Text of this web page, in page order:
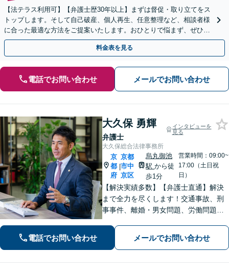
【法テラス利用可】【弁護士歴30年以上】まずは督促・取り立てをス
トップします。そして自己破産、個人再生、任意整理など、相談者様
に合った最適な方法をご提案いたします。おひとりで悩まず、ぜひご
相談ください。【法人破産も対応】
料金表を見る
電話でお問い合わせ メールでお問い合わせ
大久保 勇輝
弁護士
インタビューを
見る
大久保総合法律事務所
京
都
府
|
京都
市中
京区
烏丸御池
駅から徒
歩1分
営業時間：09:00~
17:00（土日祝
日）
【解決実績多数】【弁護士直通】解決
まで全力を尽くします！交通事故、刑
事事件、離婚・男女問題、労働問題、
てはお任せください。【子連れ対応
可】【土日夜間対応】
電話でお問い合わせ メールでお問い合わせ